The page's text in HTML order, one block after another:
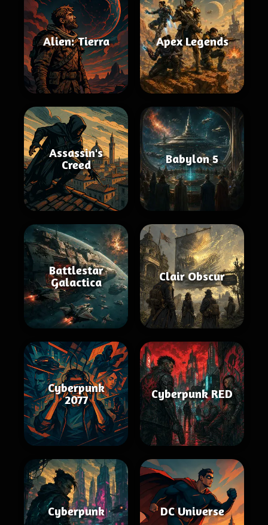
Alien: Tierra Apex Legends
Assassin's
Creed
Babylon 5
Battlestar
Galactica
Clair Obscur
Cyberpunk
2077
Cyberpunk RED
Cyberpunk DC Universe